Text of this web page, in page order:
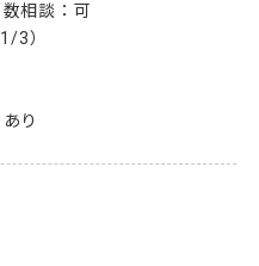
相談：可
3）
り